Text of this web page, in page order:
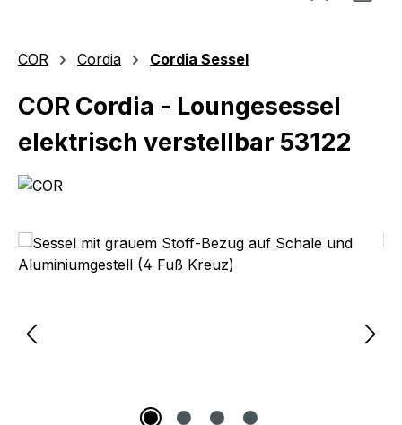
COR Cordia Cordia Sessel
COR Cordia - Loungesessel
elektrisch verstellbar 53122
Bildergalerie überspringen